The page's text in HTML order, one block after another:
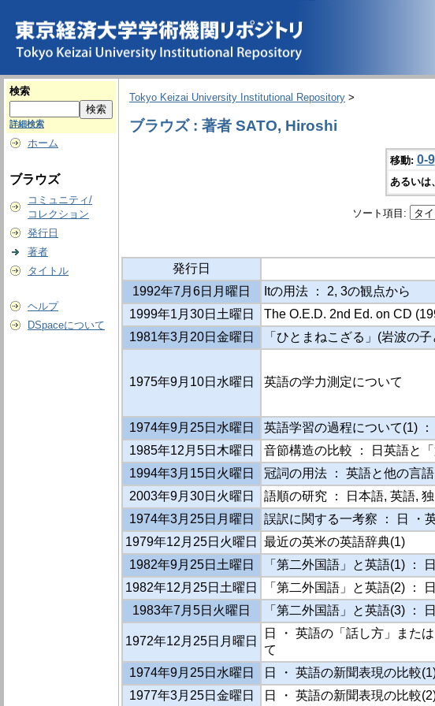
検索
詳細検索
ホーム
ブラウズ
コミュニティ/
コレクション
発行日
著者
タイトル
ヘルプ
DSpaceについて
Tokyo Keizai University Institutional Repository >
ブラウズ : 著者 SATO, Hiroshi
移動: 0-9
あるいは
ソート項目:
発行日
1992年7月6日月曜日
Itの用法 ： 2, 3の観点から
1999年1月30日土曜日
The O.E.D. 2nd Ed. on CD
1981年3月20日金曜日
「ひとまねこざる」(岩波の
1975年9月10日水曜日 英語の学力測定について
1974年9月25日水曜日
英語学習の過程について(1)
1985年12月5日木曜日
音節構造の比較 ： 日英語と
1994年3月15日火曜日
冠詞の用法 ： 英語と他の言
2003年9月30日火曜日
語順の研究 ： 日本語, 英語,
1974年3月25日月曜日
誤訳に関する一考察 ： 日 ・
1979年12月25日火曜日
最近の英米の英語辞典(1)
1982年9月25日土曜日
「第二外国語」と英語(1) ：
1982年12月25日土曜日
「第二外国語」と英語(2) ：
1983年7月5日火曜日
「第二外国語」と英語(3) ：
1972年12月25日月曜日
日 ・ 英語の「話し方」また
て
1974年9月25日水曜日 日 ・ 英語の新聞表現の比較
1977年3月25日金曜日
日 ・ 英語の新聞表現の比較